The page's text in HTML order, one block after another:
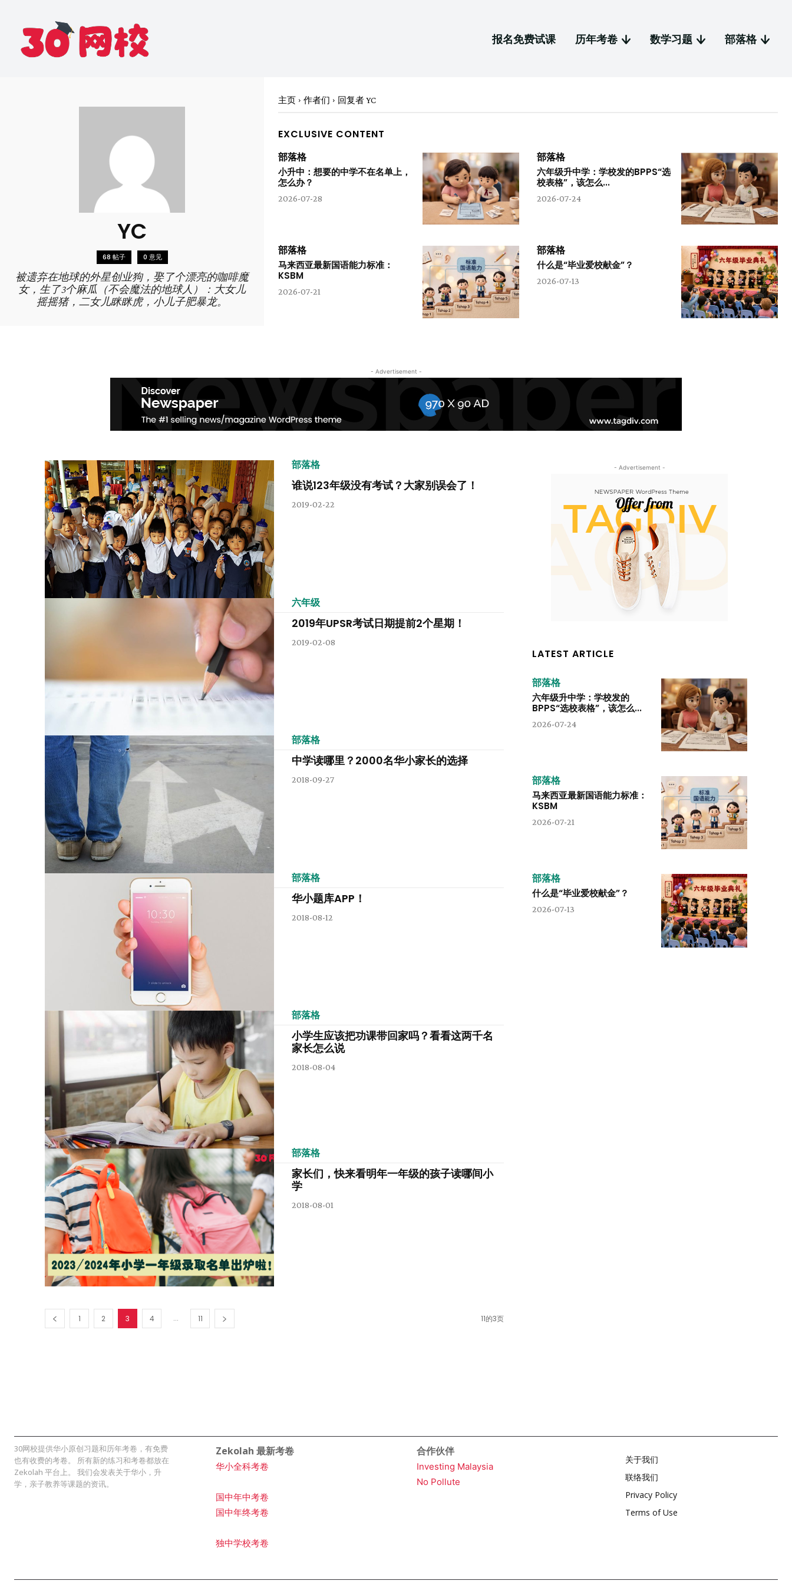
报名免费试课 历年考卷 数学习题 部落格
YC
68 帖子 0 意见
被遗弃在地球的外星创业狗，娶了个漂亮的咖啡魔
女，生了3个麻瓜（不会魔法的地球人）：大女儿
摇摇猪，二女儿眯眯虎，小儿子肥暴龙。
主页 作者们 回复者 YC
EXCLUSIVE CONTENT
部落格
小升中：想要的中学不在名单上，
怎么办？
2026-07-28
部落格
六年级升中学：学校发的BPPS“选
校表格”，该怎么...
2026-07-24
部落格
马来西亚最新国语能力标准：
KSBM
2026-07-21
部落格
什么是“毕业爱校献金”？
2026-07-13
- Advertisement -
部落格
谁说123年级没有考试？大家别误会了！
2019-02-22
六年级
2019年UPSR考试日期提前2个星期！
2019-02-08
部落格
中学读哪里？2000名华小家长的选择
2018-09-27
部落格
华小题库APP！
2018-08-12
部落格
小学生应该把功课带回家吗？看看这两千名
家长怎么说
2018-08-04
部落格
家长们，快来看明年一年级的孩子读哪间小
学
2018-08-01
1 2 3 4 ... 11 11的3页
- Advertisement -
LATEST ARTICLE
部落格
六年级升中学：学校发的
BPPS“选校表格”，该怎么...
2026-07-24
部落格
马来西亚最新国语能力标准：
KSBM
2026-07-21
部落格
什么是“毕业爱校献金”？
2026-07-13
30网校提供华小原创习题和历年考卷，有免费
也有收费的考卷。 所有新的练习和考卷都放在
Zekolah 平台上。 我们会发表关于华小，升
学，亲子教养等课题的资讯。
Zekolah 最新考卷
华小全科考卷
国中年中考卷
国中年终考卷
独中学校考卷
合作伙伴
Investing Malaysia
No Pollute
关于我们
联络我们
Privacy Policy
Terms of Use